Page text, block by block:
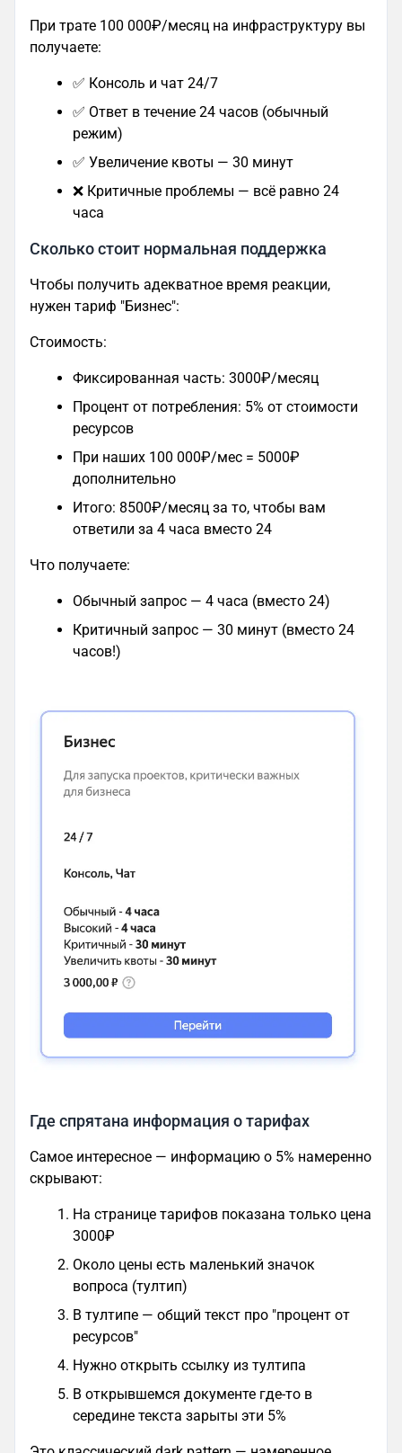
При трате 100 000₽/месяц на инфраструктуру вы
получаете:
✅ Консоль и чат 24/7
✅ Ответ в течение 24 часов (обычный
режим)
✅ Увеличение квоты — 30 минут
❌ Критичные проблемы — всё равно 24
часа
Сколько стоит нормальная поддержка
Чтобы получить адекватное время реакции,
нужен тариф "Бизнес":
Стоимость:
Фиксированная часть: 3000₽/месяц
Процент от потребления: 5% от стоимости
ресурсов
При наших 100 000₽/мес = 5000₽
дополнительно
Итого: 8500₽/месяц за то, чтобы вам
ответили за 4 часа вместо 24
Что получаете:
Обычный запрос — 4 часа (вместо 24)
Критичный запрос — 30 минут (вместо 24
часов!)
Где спрятана информация о тарифах
Самое интересное — информацию о 5% намеренно
скрывают:
На странице тарифов показана только цена
3000₽
Около цены есть маленький значок
вопроса (тултип)
В тултипе — общий текст про "процент от
ресурсов"
Нужно открыть ссылку из тултипа
В открывшемся документе где-то в
середине текста зарыты эти 5%